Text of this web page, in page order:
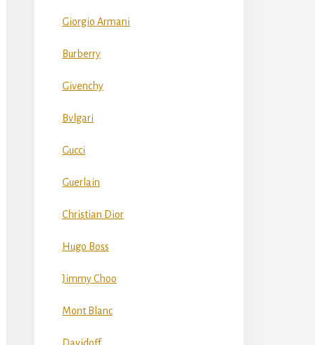
Giorgio Armani
Burberry
Givenchy
Bvlgari
Gucci
Guerlain
Christian Dior
Hugo Boss
Jimmy Choo
Mont Blanc